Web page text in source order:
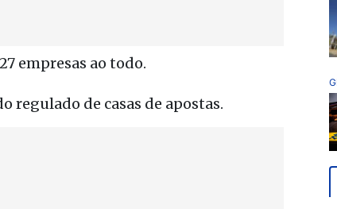
empresas ao todo.
regulado de casas de apostas.